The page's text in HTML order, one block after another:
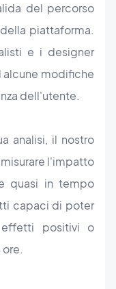
del percorso
piattaforma.
e i designer
alcune modifiche
dell'utente.
analisi, il nostro
l'impatto
quasi in tempo
capaci di poter
positivi o